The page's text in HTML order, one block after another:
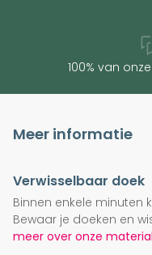
100% van
Meer informatie
Verwisselbaar doek
Binnen enkele minuten
Bewaar je doeken en
meer over onze